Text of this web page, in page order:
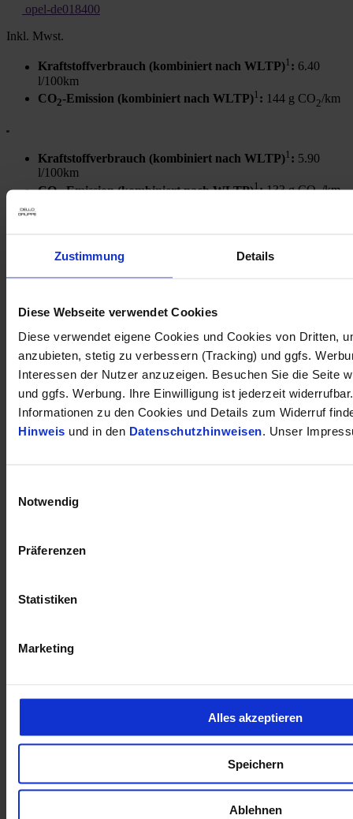
Zustimmung Details
Diese Webseite verwendet Cookies
Diese verwendet eigene Cookies und Cookies von Dritten,
anzubieten, stetig zu verbessern (Tracking) und ggfs.
Interessen der Nutzer anzuzeigen. Besuchen Sie die Seite
und ggfs. Werbung. Ihre Einwilligung ist jederzeit
Informationen zu den Cookies und Details zum Widerruf
Hinweis und in den Datenschutzhinweisen. Unser
Notwendig
Präferenzen
Statistiken
Marketing
Alles akzeptieren
Speichern
Ablehnen
opel-de018400
Inkl. Mwst.
Kraftstoffverbrauch (kombiniert nach WLTP)1 : 6.40
l/100km
CO2-Emission (kombiniert nach WLTP)1 : 144 g CO2/km
Kraftstoffverbrauch (kombiniert nach WLTP)1 : 5.90
l/100km
CO -Emission (kombiniert nach WLTP)1:133 g CO /km
Kilometer Anzahl
5 km
Erstzulassung03/2026
Leistung128 kW / 174 PS
Benzin
GetriebeartAutomatik
Finanzierung möglich
HU/AU neu
Garantie
Kraftstoffverbrauch (kombiniert nach WLTP)
Kraftstoffverbrauch (kombiniert nach WLTP)
l/100km
53.490 €
Kilometer Anzahl5 km
KraftstoffartBenzin